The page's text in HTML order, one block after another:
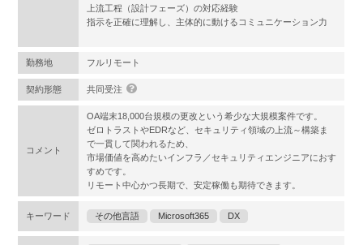
上流工程（設計フェーズ）の対応経験
指示を正確に理解し、主体的に動けるコミュニケーション力
勤務地 フルリモート
契約形態 共同受注
コメント
OA端末18,000台規模の更改という希少な大規模案件です。
ゼロトラストやEDRなど、セキュリティ領域の上流～構築ま
で一貫して関われるため、
市場価値を高めたいインフラ／セキュリティエンジニアにおす
すめです。
リモート中心かつ長期で、安定稼働も期待できます。
キーワード その他言語 Microsoft365 DX